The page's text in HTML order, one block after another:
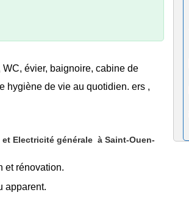
WC, évier, baignoire, cabine de
hygiène de vie au quotidien. ers ,
Electricité générale à Saint-Ouen-
et rénovation.
apparent.